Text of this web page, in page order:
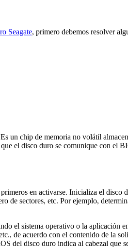
Seagate, primero debemos resolver
un chip de memoria no volátil
el disco duro se comunique con el
en activarse. Inicializa el
sectores, etc. Por ejemplo,
el sistema operativo o la aplicación
de acuerdo con el contenido de la
del disco duro indica al cabezal que